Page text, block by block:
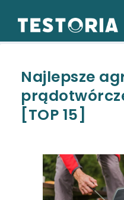
Najlepsze
[TOP 15]